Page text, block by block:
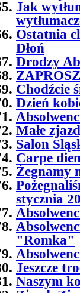
Jak
Ostatnia
Dłoń
Drodzy
Chodźcie
Dzień
Małe
Salon
Carpe
Żegnamy
stycznia
"Romka"
Jeszcze
Naszym